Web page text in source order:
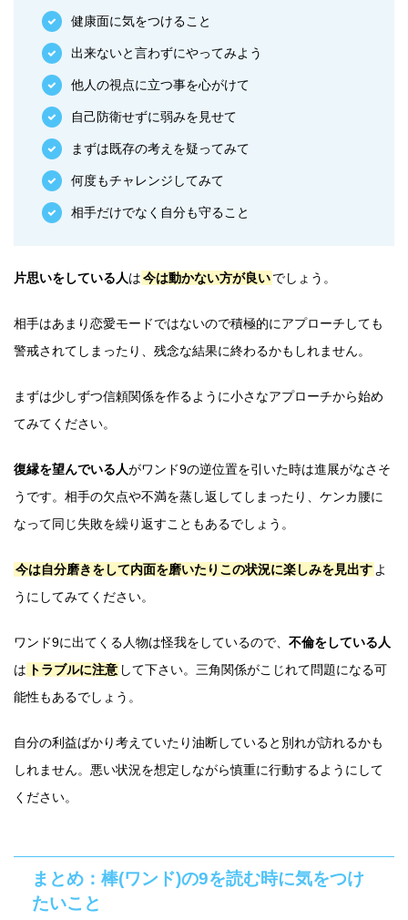
健康面に気をつけること
出来ないと言わずにやってみよう
他人の視点に立つ事を心がけて
自己防衛せずに弱みを見せて
まずは既存の考えを疑ってみて
何度もチャレンジしてみて
相手だけでなく自分も守ること
片思いをしている人は今は動かない方が良いでしょう。
相手はあまり恋愛モードではないので積極的にアプローチしても
警戒されてしまったり、残念な結果に終わるかもしれません。
まずは少しずつ信頼関係を作るように小さなアプローチから始め
てみてください。
復縁を望んでいる人がワンド9の逆位置を引いた時は進展がなさそ
うです。相手の欠点や不満を蒸し返してしまったり、ケンカ腰に
なって同じ失敗を繰り返すこともあるでしょう。
今は自分磨きをして内面を磨いたりこの状況に楽しみを見出す よ
うにしてみてください。
ワンド9に出てくる人物は怪我をしているので、 不倫をしている人
は トラブルに注意 して下さい。三角関係がこじれて問題になる可
能性もあるでしょう。
自分の利益ばかり考えていたり油断していると別れが訪れるかも
しれません。悪い状況を想定しながら慎重に行動するようにして
ください。
まとめ：棒(ワンド)の9を読む時に気をつけ
たいこと